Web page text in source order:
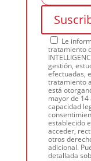
Le
tratamiento
gestión,
efectuadas,
tratamiento
está
mayor de 14
capacidad
establecido
acceder,
otros
adicional.
detallada